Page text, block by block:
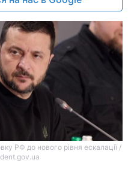
РФ до нового рівня ескалації /